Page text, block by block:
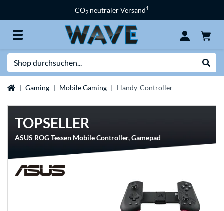
CO2 neutraler Versand1
StartseiteGaming Mobile Gaming Handy-Controller
TOPSELLER
ASUS ROG Tessen Mobile Controller, Gamepad